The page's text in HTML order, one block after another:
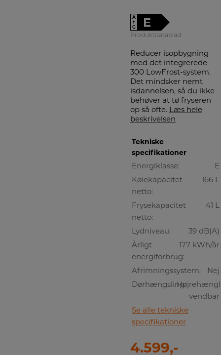
A
↑
G
E
Produktdatablad
Reducer isopbygning
med det integrerede
300 LowFrost-system.
Det mindsker nemt
isdannelsen, så du ikke
behøver at tø fryseren
op så ofte. Læs hele
beskrivelsen
Tekniske
specifikationer
Energiklasse:
E
Kølekapacitet
netto:
166 L
Frysekapacitet
netto:
41 L
Lydniveau:
39 dB(A)
Årligt
energiforbrug:
177 kWh/år
Afrimningssystem:
Nej
Dørhængsling:
vendbar
Se alle tekniske
specifikationer
4.599,-